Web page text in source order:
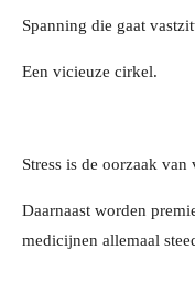
Spanning die gaat
Een vicieuze cirkel.
Stress is de oorzaak
Daarnaast worden
medicijnen allemaal